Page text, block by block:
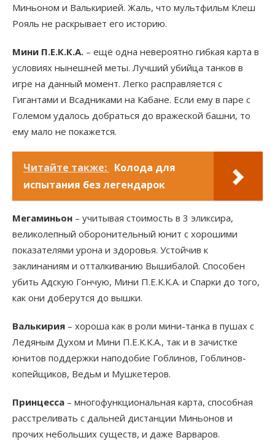
Миньоном и Валькирией. Жаль, что мультфильм Клеш
Рояль не раскрывает его историю.
Мини П.Е.К.К.А. – ещё одна невероятно гибкая карта в
условиях нынешней меты. Лучший убийца танков в
игре на данный момент. Легко расправляется с
Гигантами и Всадниками на Кабане. Если ему в паре с
Големом удалось добраться до вражеской башни, то
ему мало не покажется.
Читайте также: Колода для
испытания без легендарок
Мегаминьон – учитывая стоимость в 3 эликсира,
великолепный оборонительный юнит с хорошими
показателями урона и здоровья. Устойчив к
заклинаниям и отталкиванию Вышибалой. Способен
убить Адскую Гончую, Мини П.Е.К.К.А. и Спарки до того,
как они доберутся до вышки.
Валькирия – хороша как в роли мини-танка в пушах с
Ледяным Духом и Мини П.Е.К.К.А., так и в зачистке
юнитов поддержки наподобие Гоблинов, Гоблинов-
копейщиков, Ведьм и Мушкетеров.
Принцесса – многофункциональная карта, способная
расстреливать с дальней дистанции Миньонов и
прочих небольших существ, и даже Варваров.